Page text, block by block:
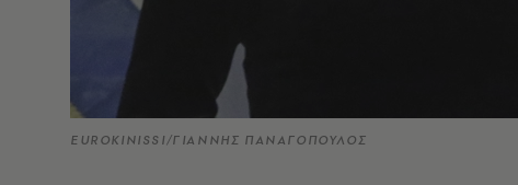
EUROKINISSI/ΓΙΑΝΝΗΣ ΠΑΝΑΓΟΠΟΥΛΟΣ